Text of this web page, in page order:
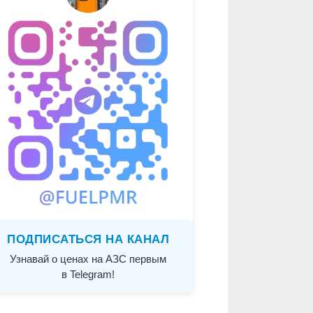
ПОДПИСАТЬСЯ НА КАНАЛ
Узнавай о ценах на АЗС первым
в Telegram!